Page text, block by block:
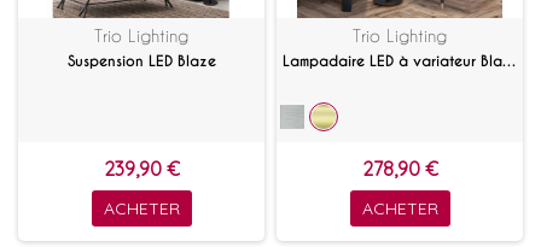
Trio Lighting
Suspension LED Blaze
239,90 €
ACHETER
Trio Lighting
Lampadaire LED à variateur Blaze
278,90 €
ACHETER